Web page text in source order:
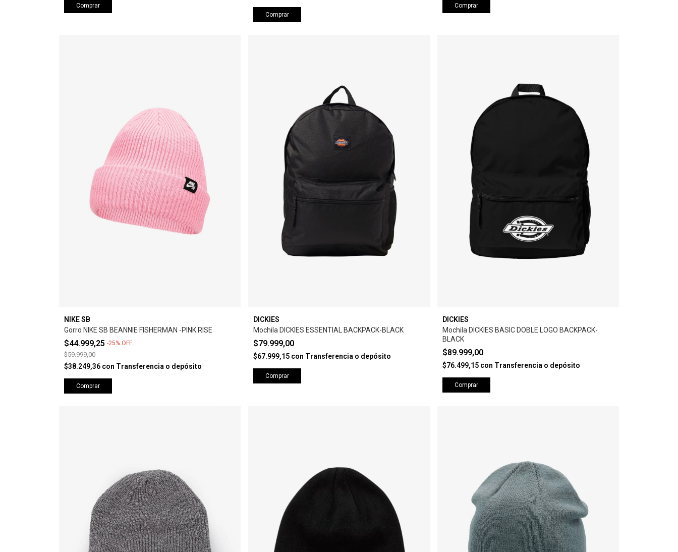
Comprar
Comprar
Comprar
NIKE SB
Gorro NIKE SB BEANNIE FISHERMAN -PINK RISE
$44.999,25 -25% OFF
$59.999,00
$38.249,36 con Transferencia o depósito
Comprar
DICKIES
Mochila DICKIES ESSENTIAL BACKPACK-BLACK
$79.999,00
$67.999,15 con Transferencia o depósito
Comprar
DICKIES
Mochila DICKIES BASIC DOBLE LOGO BACKPACK-
BLACK
$89.999,00
$76.499,15 con Transferencia o depósito
Comprar